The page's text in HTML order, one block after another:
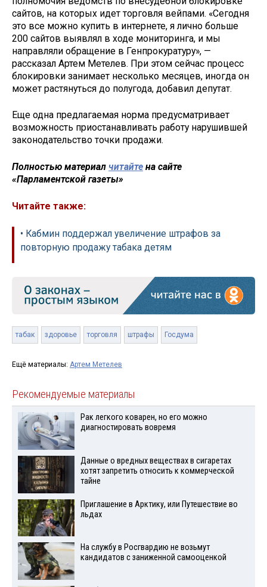
сайтов, на которых идет торговля вейпами. «Сегодня
это все можно купить в интернете, я лично больше
200 сайтов выявлял в ходе мониторинга, и мы
направляли обращение в Генпрокуратуру», —
рассказал Артем Метелев. При этом сейчас процесс
блокировки занимает несколько месяцев, иногда он
может растянуться до полугода, добавил депутат.
Еще одна предлагаемая норма предусматривает
возможность приостанавливать работу нарушившей
законодательство точки продажи.
Полностью материал читайте на сайте
«Парламентской газеты»
Читайте также:
• Кабмин поддержал увеличение штрафов за
повторную продажу табака детям
табак здоровье торговля штрафы Госдума
Ещё материалы: Артем Метелев
Рекомендуемые материалы
Рак легкого коварен, но его можно
диагностировать вовремя
Данные о вредных веществах в сигаретах
хотят запретить относить к коммерческой
тайне
Приглашение в Арктику, или Путешествие во
льдах
На службу в Росгвардию не возьмут
кандидатов с заниженной самооценкой